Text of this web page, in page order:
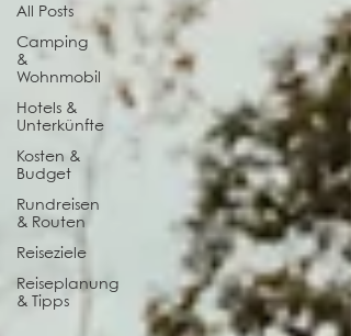
All Posts
Camping
&
Wohnmobil
Hotels &
Unterkünfte
Kosten &
Budget
Rundreisen
& Routen
Reiseziele
Reiseplanung
& Tipps